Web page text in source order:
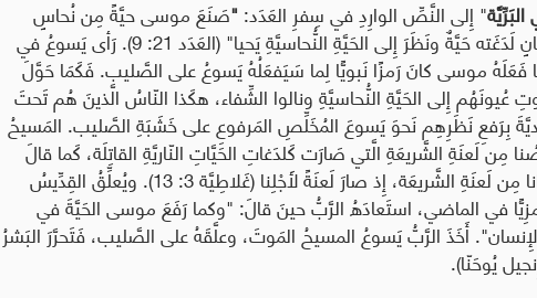
" إِلى النَّصِّ الوارِدِ في سِفرِ العَدَد:
"صَنَعَ موسى حيَّةً مِن نُحاسٍ
حَيَّةٌ ونَظَرَ إِلى الحَيَّةِ النُّحاسيَّةِ يَحيا" (العَدَد 21: 9). رَأى يَسوعُ في
فَعَلَهُ موسى كانَ رَمزًا نَبويًّا لِما سَيَفعَلُهُ يَسوعُ على الصَّليب. فَكَمَا حَوَّلَ
عُيونَهُم إِلى الحَيَّةِ النُّحاسيَّةِ ونالوا الشِّفاء، هكَذا النّاسُ الَّذينَ هُم تَحتَ
بِرَفعِ نَظَرِهِم نَحوَ يَسوعَ المُخَلِّصِ المَرفوعِ على خَشَبَةِ الصَّليب. المَسيحُ
لَعنَةِ الشَّريعَةِ الَّتي صَارَت كَلدَغاتِ الحَيَّاتِ النّاريَّةِ القاتِلَة، كَما قالَ
إِنَّ المَسيحَ افتَدانا مِن لَعنَةِ الشَّريعَة، إِذ صارَ لَعنَةً لأَجْلِنا (غَلاطِيَّة 3: 13). ويُعلِّقُ القِدِّيسُ
في الماضي، استَعادَهُ الرَّبُّ حينَ قالَ: "وكما رَفَعَ موسى الحَيَّةَ في
أَخَذَ الرَّبُّ يَسوعُ المسيحُ المَوتَ، وعلَّقَهُ على الصَّليب، فَتَحرَّرَ البَشرُ
يُوحَنّا).